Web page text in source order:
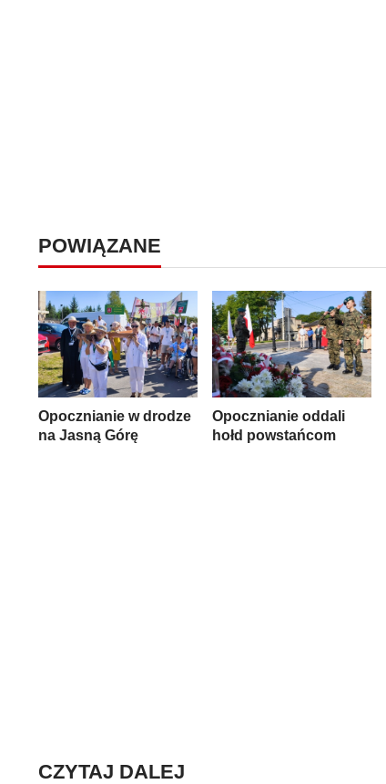
POWIĄZANE
Opocznianie w drodze
na Jasną Górę
Opocznianie oddali
hołd powstańcom
CZYTAJ DALEJ